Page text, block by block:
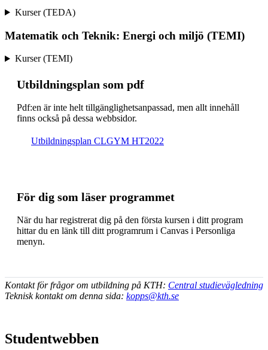
Kurser (TEDA)
Matematik och Teknik: Energi och miljö (TEMI)
Kurser (TEMI)
Ut­bild­nings­plan som pdf
Pdf:en är inte helt till­gäng­lig­hets­an­pas­sad, men allt inne­håll
finns också på dessa webb­sidor.
Ut­bild­nings­plan CLGYM HT2022
För dig som läser programmet
När du har registrerat dig på den första kursen i ditt program
hittar du en länk till ditt programrum i Canvas i Personliga
menyn.
Kontakt för frågor om utbildning på KTH: Central studievägledning
Teknisk kontakt om denna sida: kopps@kth.se
Studentwebben